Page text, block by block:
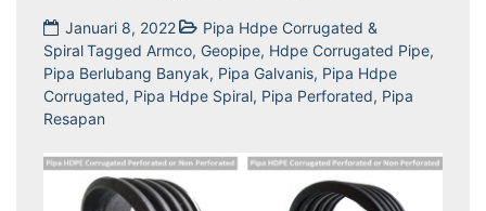
Januari 8, 2022
Pipa Hdpe Corrugated &
SpiralTagged Armco, Geopipe, Hdpe Corrugated Pipe,
Pipa Berlubang Banyak, Pipa Galvanis, Pipa Hdpe
Corrugated, Pipa Hdpe Spiral, Pipa Perforated, Pipa
Resapan